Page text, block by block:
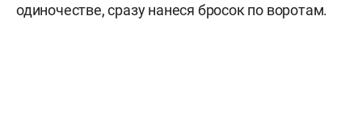
одиночестве, сразу нанеся бросок по воротам.